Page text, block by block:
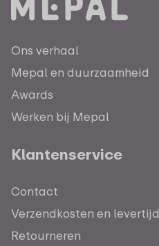
Ons verhaal
Mepal en duurzaamheid
Awards
Werken bij Mepal
Klantenservice
Contact
Verzendkosten en levertijd
Retourneren